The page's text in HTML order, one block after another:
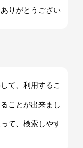
りがとうござい
て、利用するこ
ことが出来まし
て、検索しやす